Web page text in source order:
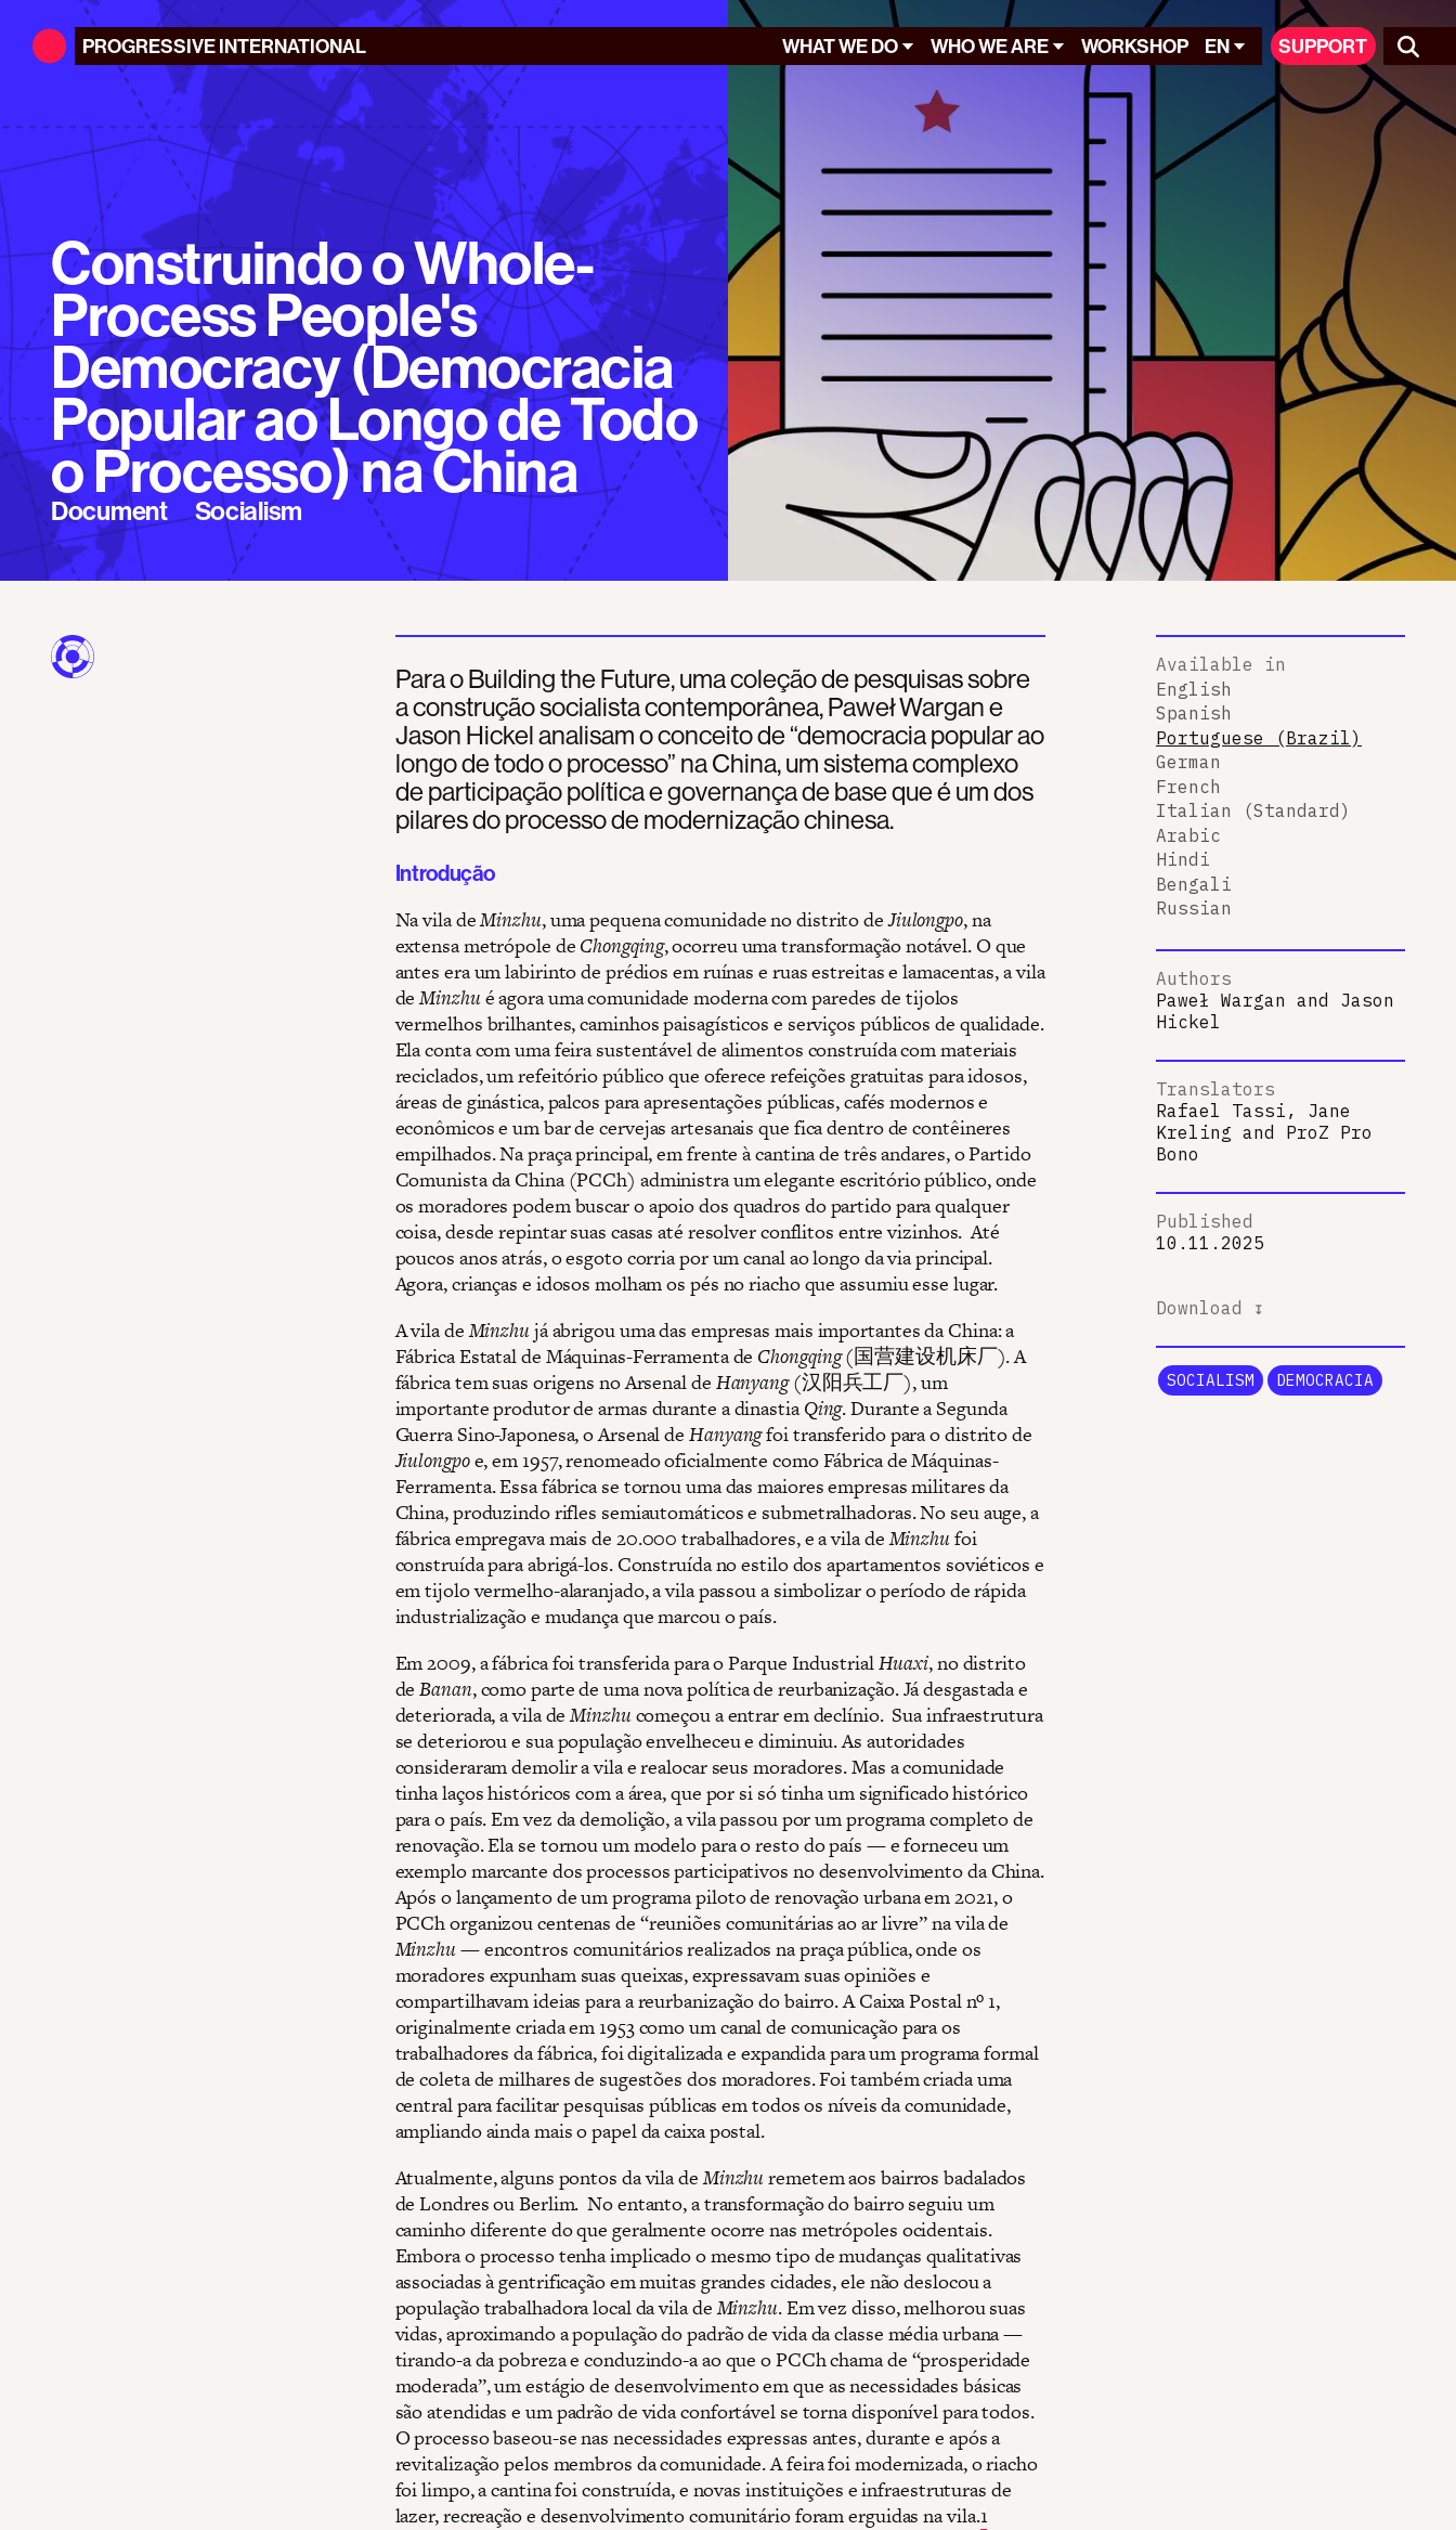
PROGRESSIVEINTERNATIONAL WHAT WE DO WHO WE ARE WORKSHOP EN SUPPORT
Construindo o Whole-
Process People's
Democracy (Democracia
Popular ao Longo de Todo
o Processo) na China
Document Socialism
Para o Building the Future, uma coleção de pesquisas sobre
a construção socialista contemporânea, Paweł Wargan e
Jason Hickel analisam o conceito de “democracia popular ao
longo de todo o processo” na China, um sistema complexo
de participação política e governança de base que é um dos
pilares do processo de modernização chinesa.
Introdução
Na vila deMinzhu, uma pequena comunidade no distrito deJiulongpo, na
extensa metrópole de Chongqing, ocorreu uma transformação notável. O que
antes era um labirinto de prédios em ruínas e ruas estreitas e lamacentas, a vila
deMinzhué agora uma comunidade moderna com paredes de tijolos
vermelhos brilhantes, caminhos paisagísticos e serviços públicos de qualidade.
Ela conta com uma feira sustentável de alimentos construída com materiais
reciclados, um refeitório público que oferece refeições gratuitas para idosos,
áreas de ginástica, palcos para apresentações públicas, cafés modernos e
econômicos e um bar de cervejas artesanais que fica dentro de contêineres
empilhados. Na praça principal, em frente à cantina de três andares, o Partido
Comunista da China (PCCh) administra um elegante escritório público, onde
os moradores podem buscar o apoio dos quadros do partido para qualquer
coisa, desde repintar suas casas até resolver conflitos entre vizinhos. Até
poucos anos atrás, o esgoto corria por um canal ao longo da via principal.
Agora, crianças e idosos molham os pés no riacho que assumiu esse lugar.
A vila deMinzhujá abrigou uma das empresas mais importantes da China: a
Fábrica Estatal de Máquinas-Ferramenta de Chongqing(国营建设机床厂). A
fábrica tem suas origens no Arsenal de Hanyang(汉阳兵工厂), um
importante produtor de armas durante a dinastiaQing. Durante a Segunda
Guerra Sino-Japonesa, o Arsenal de Hanyangfoi transferido para o distrito de
Jiulongpoe, em 1957, renomeado oficialmente como Fábrica de Máquinas-
Ferramenta. Essa fábrica se tornou uma das maiores empresas militares da
China, produzindo rifles semiautomáticos e submetralhadoras. No seu auge, a
fábrica empregava mais de 20.000 trabalhadores, e a vila deMinzhufoi
construída para abrigá-los. Construída no estilo dos apartamentos soviéticos e
em tijolo vermelho-alaranjado, a vila passou a simbolizar o período de rápida
industrialização e mudança que marcou o país.
Em 2009, a fábrica foi transferida para o Parque IndustrialHuaxi, no distrito
deBanan, como parte de uma nova política de reurbanização. Já desgastada e
deteriorada, a vila deMinzhucomeçou a entrar em declínio. Sua infraestrutura
se deteriorou e sua população envelheceu e diminuiu. As autoridades
consideraram demolir a vila e realocar seus moradores. Mas a comunidade
tinha laços históricos com a área, que por si só tinha um significado histórico
para o país. Em vez da demolição, a vila passou por um programa completo de
renovação. Ela se tornou um modelo para o resto do país — e forneceu um
exemplo marcante dos processos participativos no desenvolvimento da China.
Após o lançamento de um programa piloto de renovação urbana em 2021, o
PCCh organizou centenas de “reuniões comunitárias ao ar livre” na vila de
Minzhu— encontros comunitários realizados na praça pública, onde os
moradores expunham suas queixas, expressavam suas opiniões e
compartilhavam ideias para a reurbanização do bairro. A Caixa Postal nº 1,
originalmente criada em 1953 como um canal de comunicação para os
trabalhadores da fábrica, foi digitalizada e expandida para um programa formal
de coleta de milhares de sugestões dos moradores. Foi também criada uma
central para facilitar pesquisas públicas em todos os níveis da comunidade,
ampliando ainda mais o papel da caixa postal.
Atualmente, alguns pontos da vila deMinzhuremetem aos bairros badalados
de Londres ou Berlim. No entanto, a transformação do bairro seguiu um
caminho diferente do que geralmente ocorre nas metrópoles ocidentais.
Embora o processo tenha implicado o mesmo tipo de mudanças qualitativas
associadas à gentrificação em muitas grandes cidades, ele não deslocou a
população trabalhadora local da vila deMinzhu. Em vez disso, melhorou suas
vidas, aproximando a população do padrão de vida da classe média urbana —
tirando-a da pobreza e conduzindo-a ao que o PCCh chama de “prosperidade
moderada”, um estágio de desenvolvimento em que as necessidades básicas
são atendidas e um padrão de vida confortável se torna disponível para todos.
O processo baseou-se nas necessidades expressas antes, durante e após a
revitalização pelos membros da comunidade. A feira foi modernizada, o riacho
foi limpo, a cantina foi construída, e novas instituições e infraestruturas de
lazer, recreação e desenvolvimento comunitário foram erguidas na vila.1
Available in
English
Spanish
Portuguese (Brazil)
German
French
Italian (Standard)
Arabic
Hindi
Bengali
Russian
Authors
Paweł Wargan and Jason
Hickel
Translators
Rafael Tassi, Jane
Kreling and ProZ Pro
Bono
Published
10.11.2025
Download ↧
SOCIALISM DEMOCRACIA